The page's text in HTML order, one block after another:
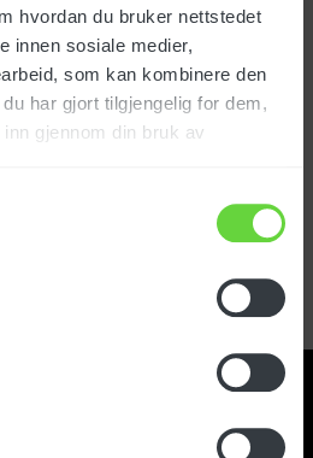
hvordan du bruker nettstedet
innen sosiale medier,
som kan kombinere den
har gjort tilgjengelig for dem,
gjennom din bruk av